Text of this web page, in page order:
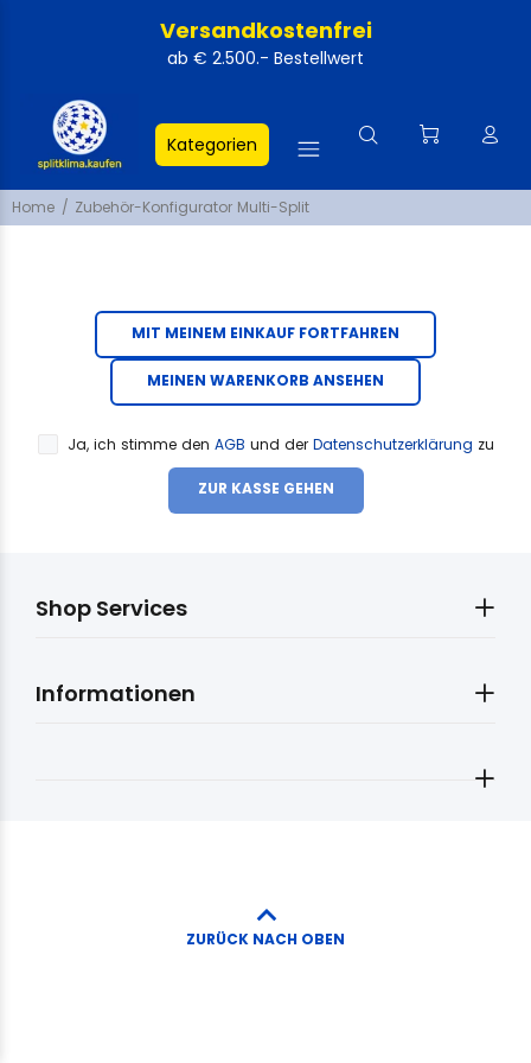
Versandkostenfrei
ab € 2.500.- Bestellwert
Kategorien
Home Zubehör-Konfigurator Multi-Split
MIT MEINEM EINKAUF FORTFAHREN
MEINEN WARENKORB ANSEHEN
Ja, ich stimme den AGB und der Datenschutzerklärung zu
ZUR KASSE GEHEN
Shop Services
Informationen
ZURÜCK NACH OBEN